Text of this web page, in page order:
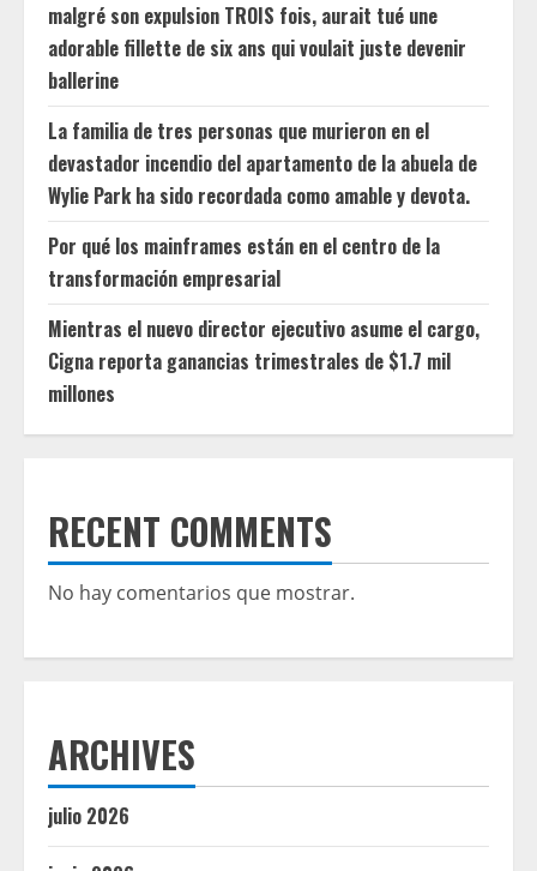
malgré son expulsion TROIS fois, aurait tué une
adorable fillette de six ans qui voulait juste devenir
ballerine
La familia de tres personas que murieron en el
devastador incendio del apartamento de la abuela de
Wylie Park ha sido recordada como amable y devota.
Por qué los mainframes están en el centro de la
transformación empresarial
Mientras el nuevo director ejecutivo asume el cargo,
Cigna reporta ganancias trimestrales de $1.7 mil
millones
RECENT COMMENTS
No hay comentarios que mostrar.
ARCHIVES
julio 2026